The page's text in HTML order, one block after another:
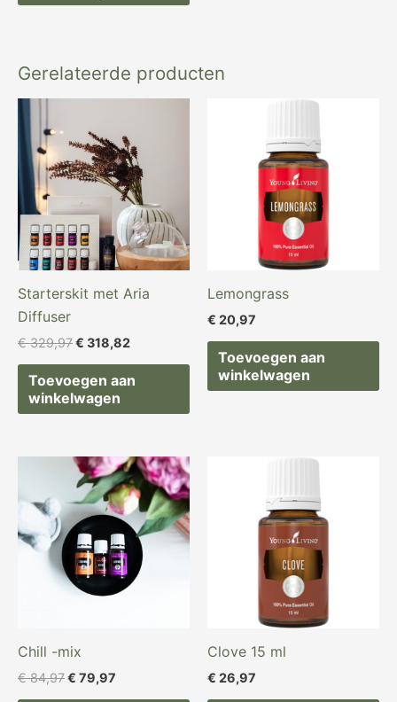
Gerelateerde producten
Starterskit met Aria
Diffuser
€329,97
was:
€ 329,97.
€ 318,82
€ 318,82.
Toevoegen aan
winkelwagen
Lemongrass
€ 20,97
Toevoegen aan
winkelwagen
Chill -mix
€84,97
Oorspronkelijke
prijs
was:
€ 84,97.
€ 79,97
Huidige
prijs
is:
€ 79,97.
Clove 15 ml
€ 26,97